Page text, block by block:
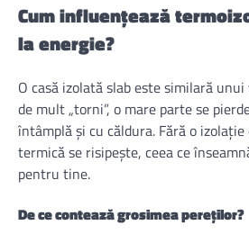
Cum influențează
la energie?
O casă izolată slab este similară
de mult „torni”, o mare parte se
întâmplă și cu căldura. Fără o
termică se risipește, ceea ce
pentru tine.
De ce contează grosimea pereților?